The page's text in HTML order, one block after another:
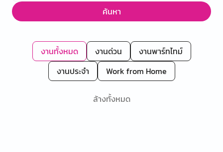
ค้นหา
งานทั้งหมด งานด่วน
งานพาร์ทไทม์
งานประจำ
Work from Home
ล้างทั้งหมด